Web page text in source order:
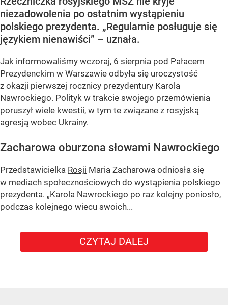
niezadowolenia po ostatnim wystąpieniu
polskiego prezydenta. „Regularnie posługuje się
językiem nienawiści” – uznała.
Jak informowaliśmy wczoraj, 6 sierpnia pod Pałacem
Prezydenckim w Warszawie odbyła się uroczystość
z okazji pierwszej rocznicy prezydentury Karola
Nawrockiego. Polityk w trakcie swojego przemówienia
poruszył wiele kwestii, w tym te związane z rosyjską
agresją wobec Ukrainy.
Zacharowa oburzona słowami Nawrockiego
Przedstawicielka Rosji Maria Zacharowa odniosła się
w mediach społecznościowych do wystąpienia polskiego
prezydenta. „Karola Nawrockiego po raz kolejny poniosło,
podczas kolejnego wiecu swoich...
CZYTAJ DALEJ